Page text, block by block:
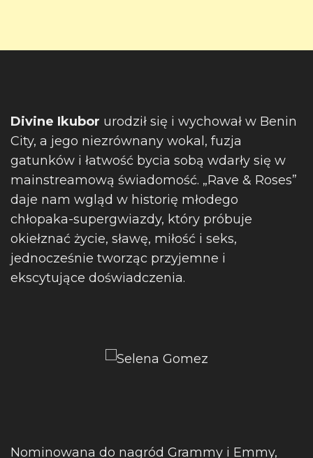
Divine Ikubor urodził się i wychował w Benin
City, a jego niezrównany wokal, fuzja
gatunków i łatwość bycia sobą wdarły się w
mainstreamową świadomość. „Rave & Roses”
daje nam wgląd w historię młodego
chłopaka-supergwiazdy, który próbuje
okiełznać życie, sławę, miłość i seks,
jednocześnie tworząc przyjemne i
ekscytujące doświadczenia.
Nominowana do nagród Grammy i Emmy,